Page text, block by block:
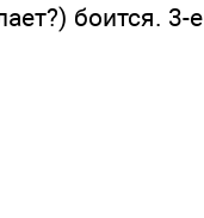
боится. 3-е